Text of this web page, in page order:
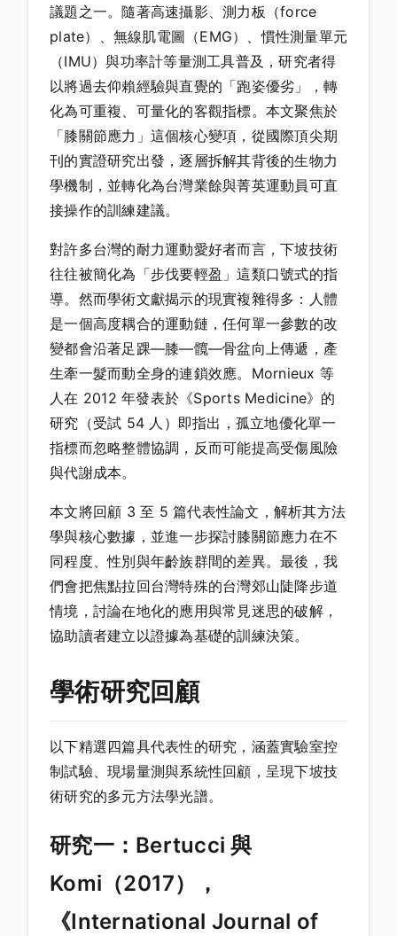
議題之一。隨著高速攝影、測力板（force
plate）、無線肌電圖（EMG）、慣性測量單元
（IMU）與功率計等量測工具普及，研究者得
以將過去仰賴經驗與直覺的「跑姿優劣」，轉
化為可重複、可量化的客觀指標。本文聚焦於
「膝關節應力」這個核心變項，從國際頂尖期
刊的實證研究出發，逐層拆解其背後的生物力
學機制，並轉化為台灣業餘與菁英運動員可直
接操作的訓練建議。
對許多台灣的耐力運動愛好者而言，下坡技術
往往被簡化為「步伐要輕盈」這類口號式的指
導。然而學術文獻揭示的現實複雜得多：人體
是一個高度耦合的運動鏈，任何單一參數的改
變都會沿著足踝—膝—髖—骨盆向上傳遞，產
生牽一髮而動全身的連鎖效應。Mornieux 等
人在 2012 年發表於《Sports Medicine》的
研究（受試 54 人）即指出，孤立地優化單一
指標而忽略整體協調，反而可能提高受傷風險
與代謝成本。
本文將回顧 3 至 5 篇代表性論文，解析其方法
學與核心數據，並進一步探討膝關節應力在不
同程度、性別與年齡族群間的差異。最後，我
們會把焦點拉回台灣特殊的台灣郊山陡降步道
情境，討論在地化的應用與常見迷思的破解，
協助讀者建立以證據為基礎的訓練決策。
學術研究回顧
以下精選四篇具代表性的研究，涵蓋實驗室控
制試驗、現場量測與系統性回顧，呈現下坡技
術研究的多元方法學光譜。
研究一：Bertucci 與
Komi（2017），
《International Journal of